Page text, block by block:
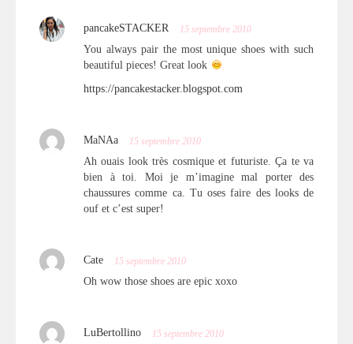
pancakeSTACKER 15 septembre 2010
You always pair the most unique shoes with such
beautiful pieces! Great look
https://pancakestacker.blogspot.com
MaNAa 15 septembre 2010
Ah ouais look très cosmique et futuriste. Ça te va
bien à toi. Moi je m’imagine mal porter des
chaussures comme ca. Tu oses faire des looks de
ouf et c’est super!
Cate 15 septembre 2010
Oh wow those shoes are epic xoxo
LuBertollino 15 septembre 2010